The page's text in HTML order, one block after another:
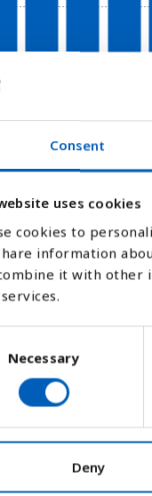
Consent
uses cookies
cookies to
information
it with other
Necessary
Deny
ett av
för att